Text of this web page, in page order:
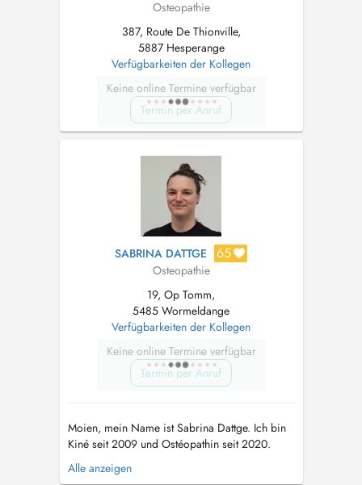
Osteopathie
387, Route De Thionville,
5887 Hesperange
Verfügbarkeiten der Kollegen
Keine online Termine verfügbar
Termin per Anruf
SABRINA DATTGE 65
Osteopathie
19, Op Tomm,
5485 Wormeldange
Verfügbarkeiten der Kollegen
Keine online Termine verfügbar
Termin per Anruf
Moien, mein Name ist Sabrina Dattge. Ich bin
Kiné seit 2009 und Ostéopathin seit 2020.
Schon immer bin ich sportlich unterwegs und
in verschiedenen Vereinen und Fédérationen
Alle anzeigen